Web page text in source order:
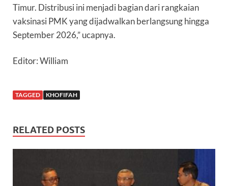
Timur. Distribusi ini menjadi bagian dari rangkaian
vaksinasi PMK yang dijadwalkan berlangsung hingga
September 2026,” ucapnya.
Editor: William
TAGGED KHOFIFAH
RELATED POSTS